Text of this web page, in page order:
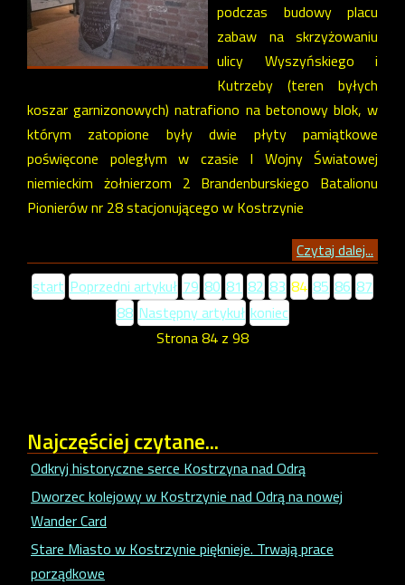
podczas budowy placu
zabaw na skrzyżowaniu
ulicy Wyszyńskiego i
Kutrzeby (teren byłych
koszar garnizonowych) natrafiono na betonowy blok, w
którym zatopione były dwie płyty pamiątkowe
poświęcone poległym w czasie I Wojny Światowej
niemieckim żołnierzom 2 Brandenburskiego Batalionu
Pionierów nr 28 stacjonującego w Kostrzynie
Czytaj dalej...
start Poprzedni artykuł 79 80 81 82 83 84 85 86 87
88 Następny artykuł koniec
Strona 84 z 98
Najczęściejczytane...
Odkryj historyczne serce Kostrzyna nad Odrą
Dworzec kolejowy w Kostrzynie nad Odrą na nowej
Wander Card
Stare Miasto w Kostrzynie pięknieje. Trwają prace
porządkowe